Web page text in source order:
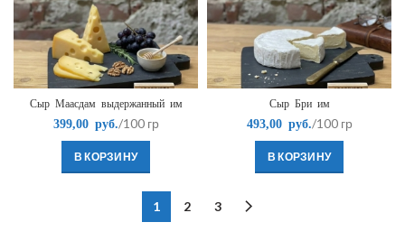
Сыр Маасдам выдержанный им
399,00руб. /100 гр
В КОРЗИНУ
Сыр Бри им
493,00руб. /100 гр
В КОРЗИНУ
1 2 3